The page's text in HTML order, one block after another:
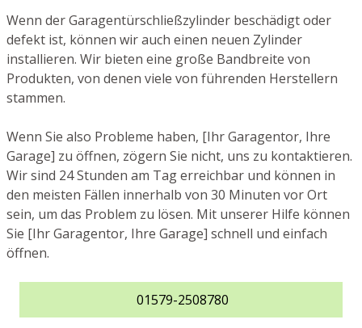
Wenn der Garagentürschließzylinder beschädigt oder
defekt ist, können wir auch einen neuen Zylinder
installieren. Wir bieten eine große Bandbreite von
Produkten, von denen viele von führenden Herstellern
stammen.
Wenn Sie also Probleme haben, [Ihr Garagentor, Ihre
Garage] zu öffnen, zögern Sie nicht, uns zu kontaktieren.
Wir sind 24 Stunden am Tag erreichbar und können in
den meisten Fällen innerhalb von 30 Minuten vor Ort
sein, um das Problem zu lösen. Mit unserer Hilfe können
Sie [Ihr Garagentor, Ihre Garage] schnell und einfach
öffnen.
01579-2508780